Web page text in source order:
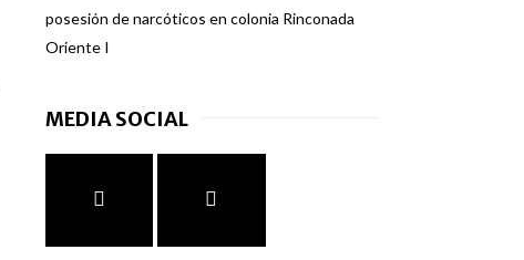
posesión de narcóticos en colonia Rinconada
Oriente I
MEDIA SOCIAL